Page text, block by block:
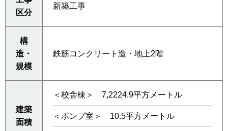
区分
新築工事
構
造・
規模
鉄筋コンクリート造・地上2階
建築
面積
＜校舎棟＞ 7,2224.9平方メートル
＜ポンプ室＞ 10.5平方メートル